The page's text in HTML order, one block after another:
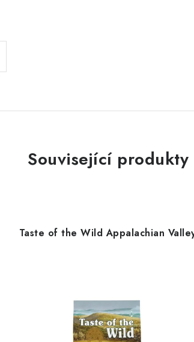
Související produkty
Taste of the Wild Appalachian